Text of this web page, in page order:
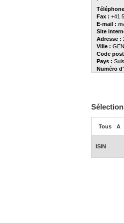
Fax : +41
E-mail :
Site
Adresse :
Ville :
Code
Pays :
Numéro
Tous A
ISIN